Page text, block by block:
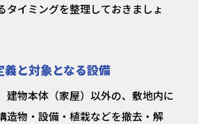
タイミングを整理しておきましょ
と対象となる設備
建物本体（家屋）以外の、敷地内に
造物・設備・植栽などを撤去・解